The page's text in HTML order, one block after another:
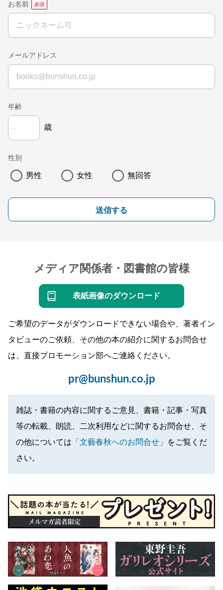
お名前
メールアドレス
年齢
歳
性別
男性 女性 無回答
送信する
メディア関係者・図書館の皆様
表紙画像のダウンロード
ご希望のデータがダウンロードできない場合や、著者イン
タビューのご依頼、その他の本の紹介に関するお問合せ
は、直接プロモーション部へご連絡ください。
pr@bunshun.co.jp
雑誌・書籍の内容に関するご意見、書籍・記事・写真
等の転載、朗読、二次利用などに関するお問合せ、そ
の他については 「文藝春秋へのお問合せ」
をご覧くだ
さい。